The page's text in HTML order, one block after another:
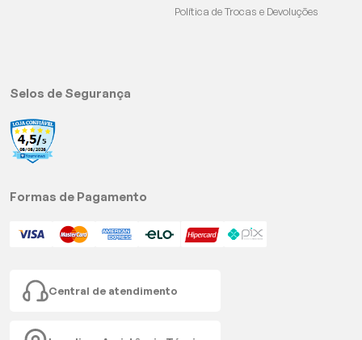
Política de Trocas e Devoluções
Selos de Segurança
Formas de Pagamento
Central de atendimento